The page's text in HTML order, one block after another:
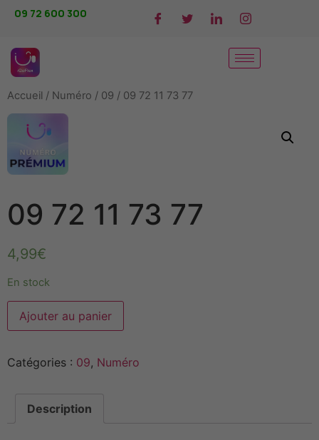
09 72 600 300
Accueil / Numéro / 09 / 09 72 11 73 77
09 72 11 73 77
4,99€
En stock
Ajouter au panier
Catégories : 09, Numéro
Description